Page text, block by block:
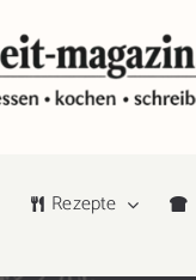
Rezepte